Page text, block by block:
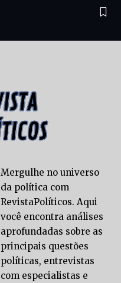
Mergulhe no universo
da política com
RevistaPolíticos. Aqui
você encontra análises
aprofundadas sobre as
principais questões
políticas, entrevistas
com especialistas e